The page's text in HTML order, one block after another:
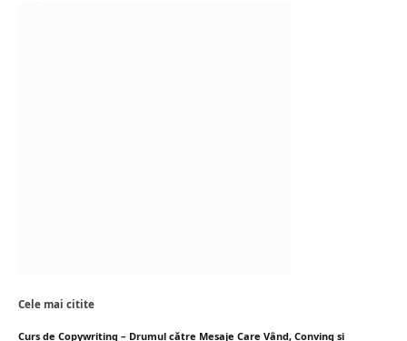
Cele mai citite
Curs de Copywriting – Drumul către Mesaje Care Vând, Conving și